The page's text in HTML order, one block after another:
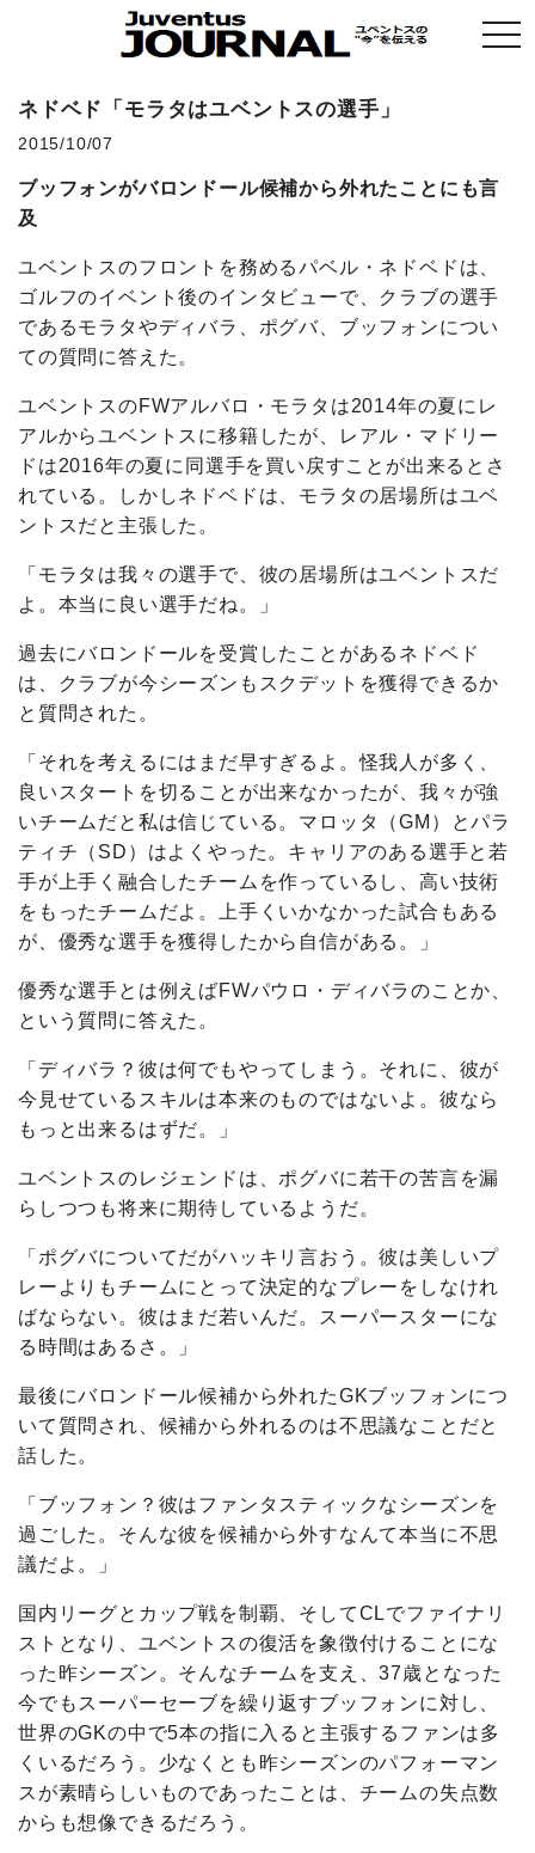
ネドベド「モラタはユベントスの選手」
2015/10/07
ブッフォンがバロンドール候補から外れたことにも言
及
ユベントスのフロントを務めるパベル・ネドベドは、
ゴルフのイベント後のインタビューで、クラブの選手
であるモラタやディバラ、ポグバ、ブッフォンについ
ての質問に答えた。
ユベントスのFWアルバロ・モラタは2014年の夏にレ
アルからユベントスに移籍したが、レアル・マドリー
ドは2016年の夏に同選手を買い戻すことが出来るとさ
れている。しかしネドベドは、モラタの居場所はユベ
ントスだと主張した。
「モラタは我々の選手で、彼の居場所はユベントスだ
よ。本当に良い選手だね。」
過去にバロンドールを受賞したことがあるネドベド
は、クラブが今シーズンもスクデットを獲得できるか
と質問された。
「それを考えるにはまだ早すぎるよ。怪我人が多く、
良いスタートを切ることが出来なかったが、我々が強
いチームだと私は信じている。マロッタ（GM）とパラ
ティチ（SD）はよくやった。キャリアのある選手と若
手が上手く融合したチームを作っているし、高い技術
をもったチームだよ。上手くいかなかった試合もある
が、優秀な選手を獲得したから自信がある。」
優秀な選手とは例えばFWパウロ・ディバラのことか、
という質問に答えた。
「ディバラ？彼は何でもやってしまう。それに、彼が
今見せているスキルは本来のものではないよ。彼なら
もっと出来るはずだ。」
ユベントスのレジェンドは、ポグバに若干の苦言を漏
らしつつも将来に期待しているようだ。
「ポグバについてだがハッキリ言おう。彼は美しいプ
レーよりもチームにとって決定的なプレーをしなけれ
ばならない。彼はまだ若いんだ。スーパースターにな
る時間はあるさ。」
最後にバロンドール候補から外れたGKブッフォンにつ
いて質問され、候補から外れるのは不思議なことだと
話した。
「ブッフォン？彼はファンタスティックなシーズンを
過ごした。そんな彼を候補から外すなんて本当に不思
議だよ。」
国内リーグとカップ戦を制覇、そしてCLでファイナリ
ストとなり、ユベントスの復活を象徴付けることにな
った昨シーズン。そんなチームを支え、37歳となった
今でもスーパーセーブを繰り返すブッフォンに対し、
世界のGKの中で5本の指に入ると主張するファンは多
くいるだろう。少なくとも昨シーズンのパフォーマン
スが素晴らしいものであったことは、チームの失点数
からも想像できるだろう。